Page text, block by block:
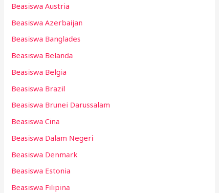
Beasiswa Austria
Beasiswa Azerbaijan
Beasiswa Banglades
Beasiswa Belanda
Beasiswa Belgia
Beasiswa Brazil
Beasiswa Brunei Darussalam
Beasiswa Cina
Beasiswa Dalam Negeri
Beasiswa Denmark
Beasiswa Estonia
Beasiswa Filipina